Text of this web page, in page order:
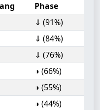
Phase
⇓ (91%)
⇓ (84%)
⇓ (76%)
◑ (66%)
◑ (55%)
◑ (44%)